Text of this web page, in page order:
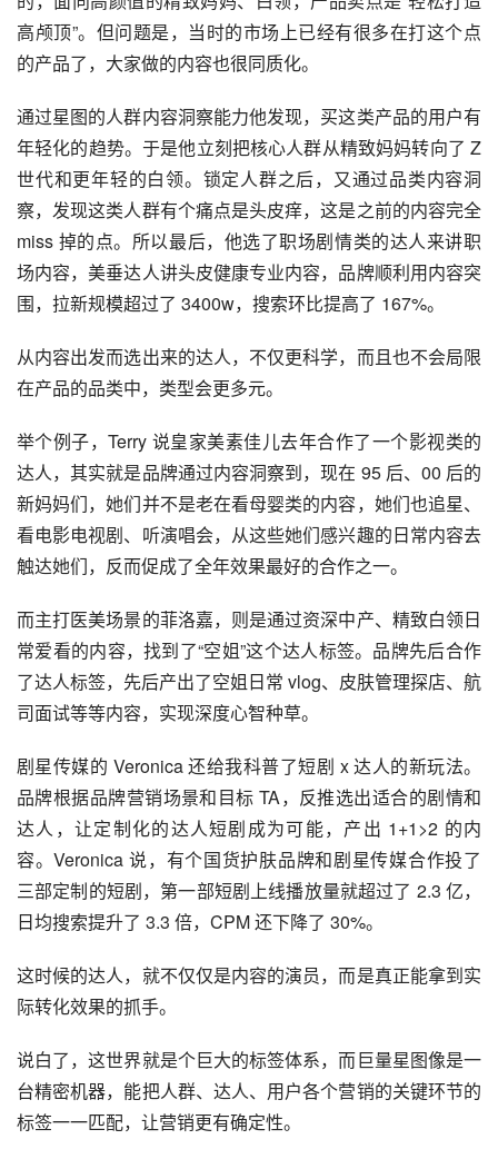
高颅顶”。但问题是，当时的市场上已经有很多在打这个点
的产品了，大家做的内容也很同质化。
通过星图的人群内容洞察能力他发现，买这类产品的用户有
年轻化的趋势。于是他立刻把核心人群从精致妈妈转向了 Z
世代和更年轻的白领。锁定人群之后，又通过品类内容洞
察，发现这类人群有个痛点是头皮痒，这是之前的内容完全
miss 掉的点。所以最后，他选了职场剧情类的达人来讲职
场内容，美垂达人讲头皮健康专业内容，品牌顺利用内容突
围，拉新规模超过了 3400w，搜索环比提高了 167%。
从内容出发而选出来的达人，不仅更科学，而且也不会局限
在产品的品类中，类型会更多元。
举个例子，Terry 说皇家美素佳儿去年合作了一个影视类的
达人，其实就是品牌通过内容洞察到，现在 95 后、00 后的
新妈妈们，她们并不是老在看母婴类的内容，她们也追星、
看电影电视剧、听演唱会，从这些她们感兴趣的日常内容去
触达她们，反而促成了全年效果最好的合作之一。
而主打医美场景的菲洛嘉，则是通过资深中产、精致白领日
常爱看的内容，找到了“空姐”这个达人标签。品牌先后合作
了达人标签，先后产出了空姐日常 vlog、皮肤管理探店、航
司面试等等内容，实现深度心智种草。
剧星传媒的 Veronica 还给我科普了短剧 x 达人的新玩法。
品牌根据品牌营销场景和目标 TA，反推选出适合的剧情和
达人，让定制化的达人短剧成为可能，产出 1+1>2 的内
容。Veronica 说，有个国货护肤品牌和剧星传媒合作投了
三部定制的短剧，第一部短剧上线播放量就超过了 2.3 亿，
日均搜索提升了 3.3 倍，CPM 还下降了 30%。
这时候的达人，就不仅仅是内容的演员，而是真正能拿到实
际转化效果的抓手。‍‍
说白了，这世界就是个巨大的标签体系，而巨量星图像是一
台精密机器，能把人群、达人、用户各个营销的关键环节的
标签一一匹配，让营销更有确定性。